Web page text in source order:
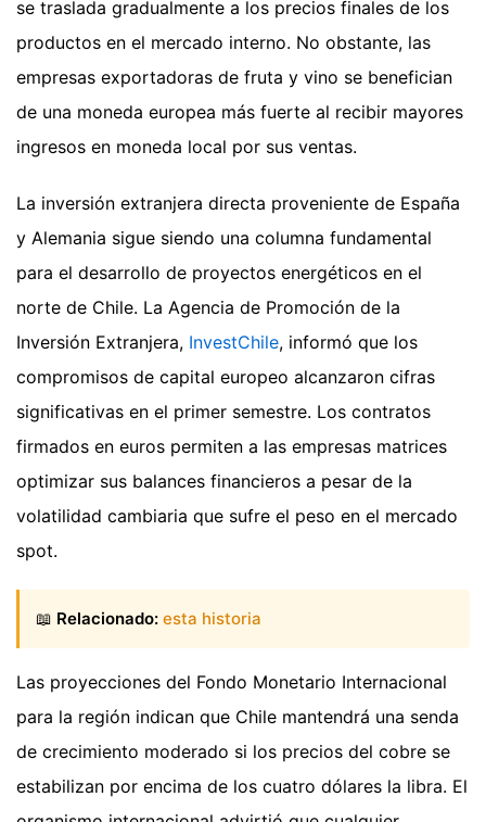
se traslada gradualmente a los precios finales de los
productos en el mercado interno. No obstante, las
empresas exportadoras de fruta y vino se benefician
de una moneda europea más fuerte al recibir mayores
ingresos en moneda local por sus ventas.
La inversión extranjera directa proveniente de España
y Alemania sigue siendo una columna fundamental
para el desarrollo de proyectos energéticos en el
norte de Chile. La Agencia de Promoción de la
Inversión Extranjera, InvestChile, informó que los
compromisos de capital europeo alcanzaron cifras
significativas en el primer semestre. Los contratos
firmados en euros permiten a las empresas matrices
optimizar sus balances financieros a pesar de la
volatilidad cambiaria que sufre el peso en el mercado
spot.
📖 Relacionado: esta historia
Las proyecciones del Fondo Monetario Internacional
para la región indican que Chile mantendrá una senda
de crecimiento moderado si los precios del cobre se
estabilizan por encima de los cuatro dólares la libra. El